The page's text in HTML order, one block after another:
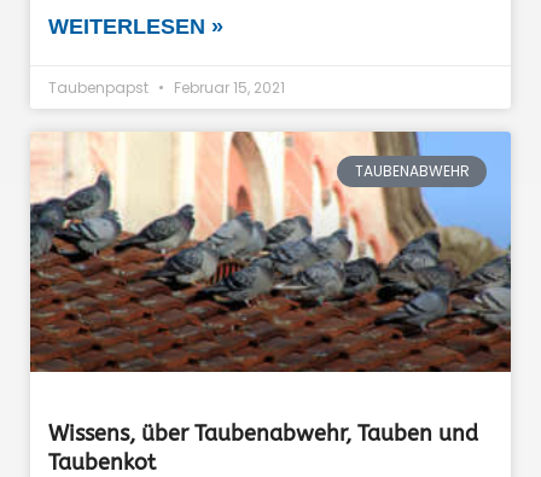
WEITERLESEN »
Taubenpapst Februar 15, 2021
TAUBENABWEHR
Wissens, über Taubenabwehr, Tauben und
Taubenkot